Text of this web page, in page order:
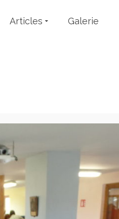
Articles Galerie